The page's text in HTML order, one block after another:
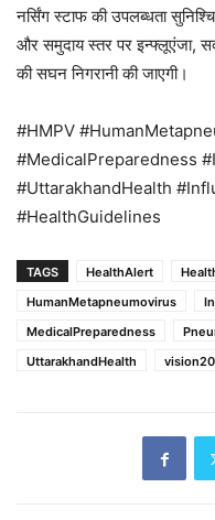
नर्सिंग स्टाफ की उपलब्धता
और समुदाय स्तर पर इन्फ्लूएंजा,
की सघन निगरानी की जाएगी।
#HMPV
#MedicalPreparedness
#UttarakhandHealth
#HealthGuidelines
TAGS HealthAlert
HumanMetapneumovirus
MedicalPreparedness
UttarakhandHealth